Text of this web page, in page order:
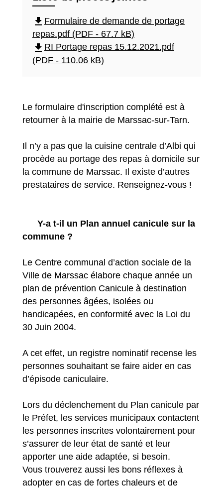
file_download Formulaire de demande de portage
repas.pdf (PDF - 67.7 kB)
file_download RI Portage repas 15.12.2021.pdf
(PDF - 110.06 kB)
Le formulaire d'inscription complété est à
retourner à la mairie de Marssac-sur-Tarn.
Il n’y a pas que la cuisine centrale d’Albi qui
procède au portage des repas à domicile sur
la commune de Marssac. Il existe d’autres
prestataires de service. Renseignez-vous !
Y-a t-il un Plan annuel canicule sur la
commune ?
Le Centre communal d’action sociale de la
Ville de Marssac élabore chaque année un
plan de prévention Canicule à destination
des personnes âgées, isolées ou
handicapées, en conformité avec la Loi du
30 Juin 2004.
A cet effet, un registre nominatif recense les
personnes souhaitant se faire aider en cas
d’épisode caniculaire.
Lors du déclenchement du Plan canicule par
le Préfet, les services municipaux contactent
les personnes inscrites volontairement pour
s’assurer de leur état de santé et leur
apporter une aide adaptée, si besoin.
Vous trouverez aussi les bons réflexes à
adopter en cas de fortes chaleurs et de